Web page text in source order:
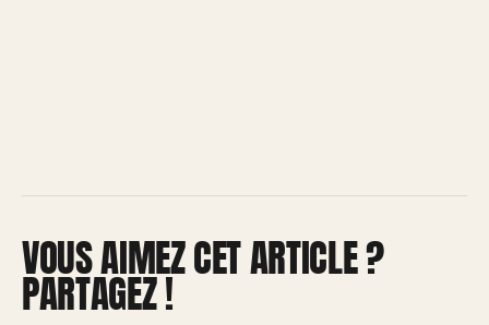
VOUS AIMEZ CET ARTICLE ?
PARTAGEZ !